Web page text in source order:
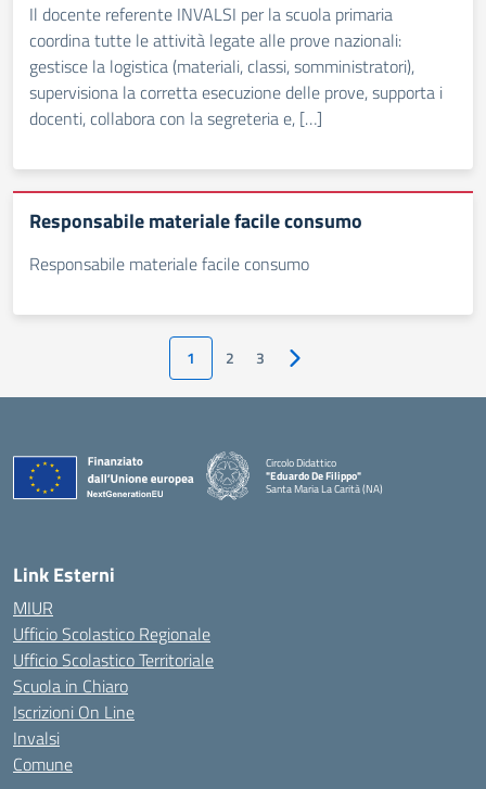
Il docente referente INVALSI per la scuola primaria
coordina tutte le attività legate alle prove nazionali:
gestisce la logistica (materiali, classi, somministratori),
supervisiona la corretta esecuzione delle prove, supporta i
docenti, collabora con la segreteria e, […]
Responsabile materiale facile consumo
Responsabile materiale facile consumo
1 2 3 Pagina successiva
Circolo Didattico
"Eduardo De Filippo"
Santa Maria La Carità (NA)
Link Esterni
MIUR
Ufficio Scolastico Regionale
Ufficio Scolastico Territoriale
Scuola in Chiaro
Iscrizioni On Line
Invalsi
Comune